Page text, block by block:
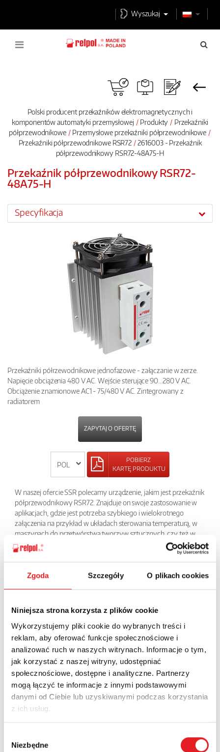
Zgoda Szczegóły O plikach cookies
Niniejsza strona korzysta z plików cookie
Wykorzystujemy pliki cookie do wybranych treści i
reklam, aby oferować funkcje społecznościowe i
analizować ruch w naszych witrynach. Informacje o tym,
jak korzystać z naszej witryny, udostępniać
społecznościowe, dostępne i analityczne. Partnerzy
mogą łączyć te informacje z innymi podstawowymi
danymi od Ciebie lub uzyskiwanymi podczas korzystania
z ich usług.
zgody
Niezbędne
Wyszukaj
Polski producent przekaźników elektromagnetycznych i
komponentów automatyki przemysłowej
Produkty
Przekaźniki
półprzewodnikowe
Przemysłowe przekaźniki półprzewodnikowe
Przekaźniki półprzewodnikowe RSR72
2616003 - Przekaźnik
półprzewodnikowy RSR72-48A75-H
Przekaźnik półprzewodnikowy RSR72-
48A75-H
Specyfikacja
Przekaźniki półrzewodnikowe jednofazowe - załączanie w zerze.
Napięcie obciążenia 480 V AC. Wejście sterujące 90…280 V AC.
Obciążenie znamionowe AC1 - 75/480 V AC. Zintegrowany z
radiatorem
ZAPYTAJ O OFERTĘ
POBIERZ
KARTĘ PRODUKTU
W naszej ofercie SSR polecamy urządzenie, jakim jest przekaźnik
półprzewodnikowy RSR72. Znajduje on swoje zastosowanie w
aplikacjach, gdzie jest potrzeba szybkiego i wielokrotnego
załączenia na przykład w układach sterowania temperaturą, w
maszynach do przetwórstwa tworzyw sztucznych, czy też w
maszynach pakujących. Co bardzo ważne, przekaźnikiem tym
możemy załączać obciążenie zmienne w zakresie napięć od 24V
do 660V AC przy obciążeniach rzędu 10 do 75 A. W zależności
od typu ma wbudowane układy RC lub MOV chroniące przed
POWRÓT
Zapytaj o szczegóły oferty
Imię i nazwisko: *